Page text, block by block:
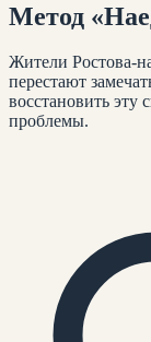
Метод
Жители Ростова-
перестают
восстановить
проблемы.